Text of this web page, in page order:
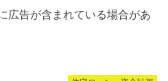
広告が含まれている場合があ